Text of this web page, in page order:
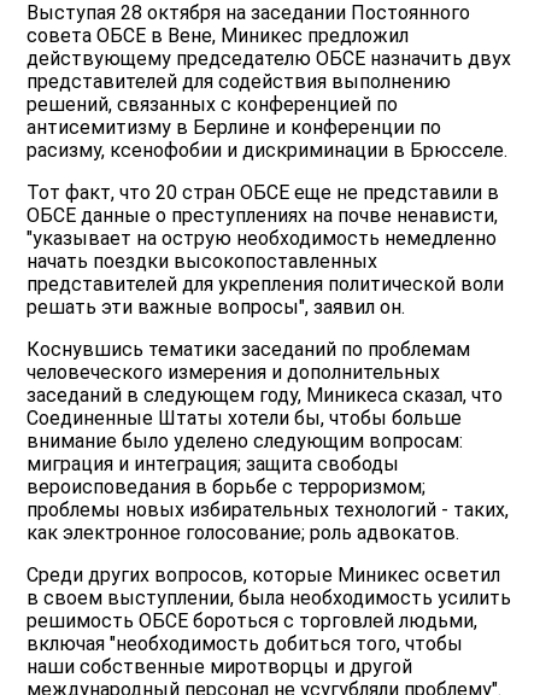
Выступая 28 октября на заседании Постоянного
совета ОБСЕ в Вене, Миникес предложил
действующему председателю ОБСЕ назначить двух
представителей для содействия выполнению
решений, связанных с конференцией по
антисемитизму в Берлине и конференции по
расизму, ксенофобии и дискриминации в Брюсселе.
Тот факт, что 20 стран ОБСЕ еще не представили в
ОБСЕ данные о преступлениях на почве ненависти,
"указывает на острую необходимость немедленно
начать поездки высокопоставленных
представителей для укрепления политической воли
решать эти важные вопросы", заявил он.
Коснувшись тематики заседаний по проблемам
человеческого измерения и дополнительных
заседаний в следующем году, Миникеса сказал, что
Соединенные Штаты хотели бы, чтобы больше
внимание было уделено следующим вопросам:
миграция и интеграция; защита свободы
вероисповедания в борьбе с терроризмом;
проблемы новых избирательных технологий - таких,
как электронное голосование; роль адвокатов.
Среди других вопросов, которые Миникес осветил
в своем выступлении, была необходимость усилить
решимость ОБСЕ бороться с торговлей людьми,
включая "необходимость добиться того, чтобы
наши собственные миротворцы и другой
международный персонал не усугубляли проблему".